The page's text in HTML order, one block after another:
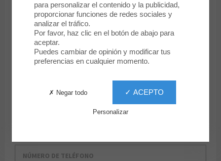
Tu clasificación 5
4
3
2
Mensaje
para personalizar el contenido y la publicidad,
proporcionar funciones de redes sociales y
analizar el tráfico.
Por favor, haz clic en el botón de abajo para
aceptar.
Puedes cambiar de opinión y modificar tus
preferencias en cualquier momento.
✓ ACEPTO
✗ Negar todo
Personalizar